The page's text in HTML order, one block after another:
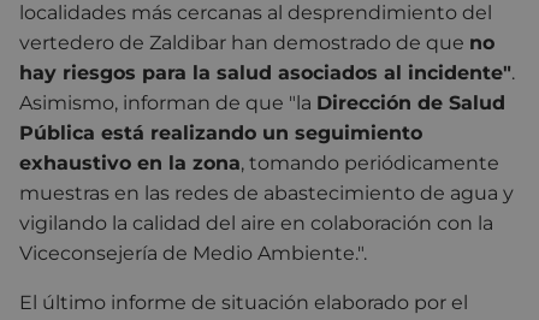
localidades más cercanas al desprendimiento del
vertedero de Zaldibar han demostrado de que no
hay riesgos para la salud asociados al incidente".
Asimismo, informan de que "la Dirección de Salud
Pública está realizando un seguimiento
exhaustivo en la zona, tomando periódicamente
muestras en las redes de abastecimiento de agua y
vigilando la calidad del aire en colaboración con la
Viceconsejería de Medio Ambiente.".
El último informe de situación elaborado por el